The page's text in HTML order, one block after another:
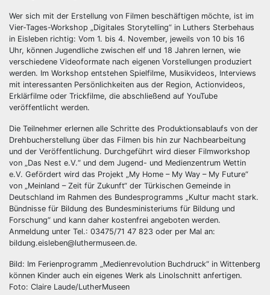
Wer sich mit der Erstellung von Filmen beschäftigen möchte, ist im
Vier-Tages-Workshop „Digitales Storytelling“ in Luthers Sterbehaus
in Eisleben richtig: Vom 1. bis 4. November, jeweils von 10 bis 16
Uhr, können Jugendliche zwischen elf und 18 Jahren lernen, wie
verschiedene Videoformate nach eigenen Vorstellungen produziert
werden. Im Workshop entstehen Spielfilme, Musikvideos, Interviews
mit interessanten Persönlichkeiten aus der Region, Actionvideos,
Erklärfilme oder Trickfilme, die abschließend auf YouTube
veröffentlicht werden.
Die Teilnehmer erlernen alle Schritte des Produktionsablaufs von der
Drehbucherstellung über das Filmen bis hin zur Nachbearbeitung
und der Veröffentlichung. Durchgeführt wird dieser Filmworkshop
von „Das Nest e.V.“ und dem Jugend- und Medienzentrum Wettin
e.V. Gefördert wird das Projekt „My Home – My Way – My Future“
von „Meinland – Zeit für Zukunft“ der Türkischen Gemeinde in
Deutschland im Rahmen des Bundesprogramms „Kultur macht stark.
Bündnisse für Bildung des Bundesministeriums für Bildung und
Forschung“ und kann daher kostenfrei angeboten werden.
Anmeldung unter Tel.: 03475/71 47 823 oder per Mal an:
bildung.eisleben@luthermuseen.de.
Bild: Im Ferienprogramm „Medienrevolution Buchdruck“ in Wittenberg
können Kinder auch ein eigenes Werk als Linolschnitt anfertigen.
Foto: Claire Laude/LutherMuseen